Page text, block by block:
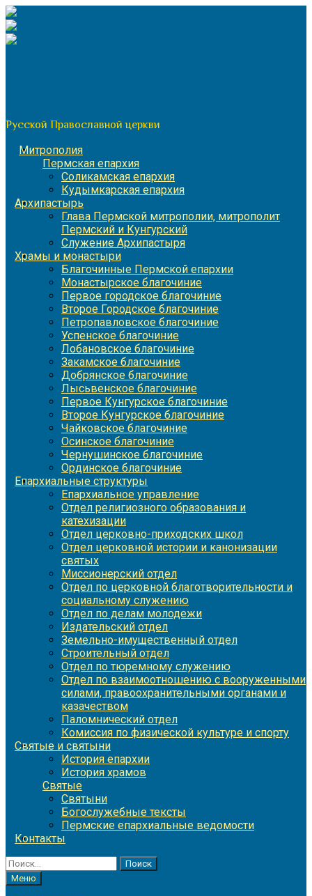
Перейти
к
содержимому
Русской Православной церкви
Митрополия
Пермская епархия
Соликамская епархия
Кудымкарская епархия
Архипастырь
Глава Пермской митрополии, митрополит
Пермский и Кунгурский
Служение Архипастыря
Храмы и монастыри
Благочинные Пермской епархии
Монастырское благочиние
Первое городское благочиние
Второе Городское благочиние
Петропавловское благочиние
Успенское благочиние
Лобановское благочиние
Закамское благочиние
Добрянское благочиние
Лысьвенское благочиние
Первое Кунгурское благочиние
Второе Кунгурское благочиние
Чайковское благочиние
Осинское благочиние
Чернушинское благочиние
Ординское благочиние
Епархиальные структуры
Епархиальное управление
Отдел религиозного образования и
катехизации
Отдел церковно-приходских школ
Отдел церковной истории и канонизации
святых
Миссионерский отдел
Отдел по церковной благотворительности и
социальному служению
Отдел по делам молодежи
Издательский отдел
Земельно-имущественный отдел
Строительный отдел
Отдел по тюремному служению
Отдел по взаимоотношению с вооруженными
силами, правоохранительными органами и
казачеством
Паломнический отдел
Комиссия по физической культуре и спорту
Святые и святыни
История епархии
История храмов
Святые
Святыни
Богослужебные тексты
Пермские епархиальные ведомости
Контакты
Найти:
Меню